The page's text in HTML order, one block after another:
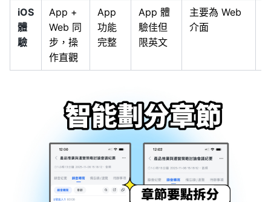
iOS
體
驗
App +
Web 同
步，操
作直觀
App
功能
完整
App 體
驗佳但
限英文
主要為 Web
介面